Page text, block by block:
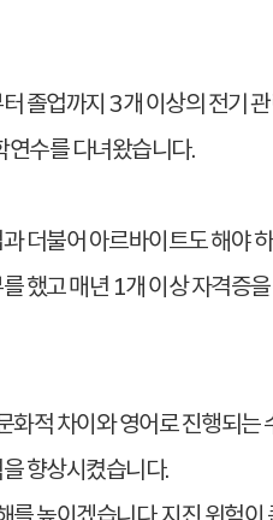
졸업까지 3개 이상의 전기
연수를 다녀왔습니다.
더불어 아르바이트도 해야
했고 매년 1개 이상 자격증
적 차이와 영어로 진행되
향상시켰습니다.